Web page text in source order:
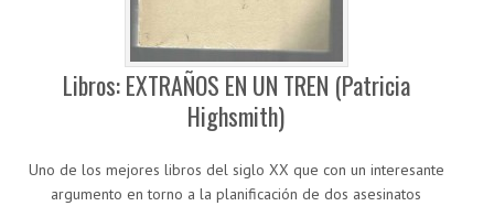
Libros: EXTRAÑOS EN UN TREN (Patricia
Highsmith)
Uno de los mejores libros del siglo XX que con un interesante
argumento en torno a la planificación de dos asesinatos